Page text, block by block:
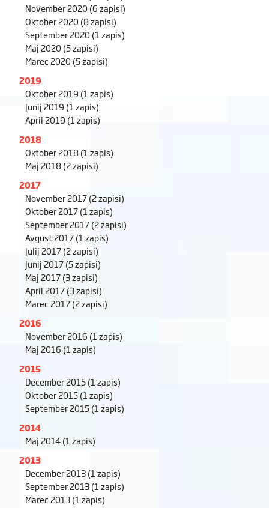
November 2020(6 zapisi)
Oktober 2020(8 zapisi)
September 2020(1 zapis)
Maj 2020(5 zapisi)
Marec 2020(5 zapisi)
2019
Oktober 2019 (1 zapis)
Junij 2019 (1 zapis)
April 2019 (1 zapis)
2018
Oktober 2018(1 zapis)
Maj 2018(2 zapisi)
2017
November 2017(2 zapisi)
Oktober 2017(1 zapis)
September 2017(2 zapisi)
Avgust 2017(1 zapis)
Julij 2017(2 zapisi)
Junij 2017(5 zapisi)
Maj 2017(3 zapisi)
April 2017(3 zapisi)
Marec 2017(2 zapisi)
2016
November 2016 (1 zapis)
Maj 2016 (1 zapis)
2015
December 2015(1 zapis)
Oktober 2015(1 zapis)
September 2015(1 zapis)
2014
Maj 2014(1 zapis)
2013
December 2013(1 zapis)
September 2013(1 zapis)
Marec 2013(1 zapis)